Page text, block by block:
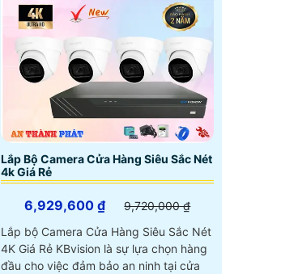
Lắp Bộ Camera Cửa Hàng Siêu Sắc Nét
4k Giá Rẻ
6,929,600 ₫
9,720,000 ₫
Lắp bộ Camera Cửa Hàng Siêu Sắc Nét
4K Giá Rẻ KBvision là sự lựa chọn hàng
đầu cho việc đảm bảo an ninh tại cửa